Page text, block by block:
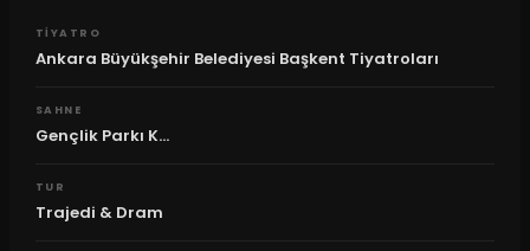
TIYATRO
Ankara Büyükşehir Belediyesi Başkent Tiyatroları
SAHNE
Gençlik Parkı K...
TUR
Trajedi & Dram